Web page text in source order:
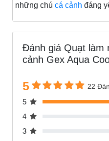
những chú cá cảnh đáng
Đánh giá Quạt làm
cảnh Gex Aqua
5 22
5
4
3